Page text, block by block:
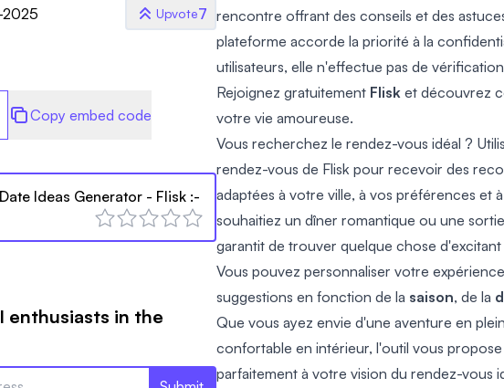
2025 Upvote7
Copy embed code
Ideas Generator - Flisk :-
enthusiasts in the
rencontre offrant des conseils et des
plateforme accorde la priorité à la
utilisateurs, elle n'effectue pas de
Rejoignez gratuitement Flisk et découvrez
votre vie amoureuse.
Vous recherchez le rendez-vous idéal ?
rendez-vous de Flisk pour recevoir des
adaptées à votre ville, à vos préférences et
souhaitiez un dîner romantique ou une
garantit de trouver quelque chose
Vous pouvez personnaliser votre
suggestions en fonction de la saison, de la
Que vous ayez envie d'une aventure en
confortable en intérieur, l'outil vous
parfaitement à votre vision du rendez-vous